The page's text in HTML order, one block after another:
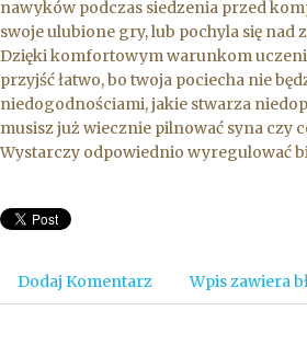
nawyków podczas siedzenia przed
swoje ulubione gry, lub pochyla się nad
Dzięki komfortowym warunkom
przyjść łatwo, bo twoja pociecha nie
niedogodnościami, jakie stwarza
musisz już wiecznie pilnować syna czy
Wystarczy odpowiednio wyregulować
Dodaj Komentarz Wpis zawiera